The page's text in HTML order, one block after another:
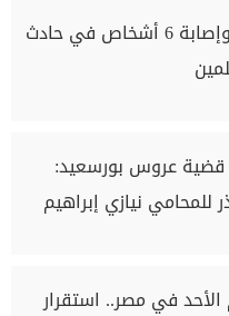
وفاة رائد شرطة وإصابة 6 أشخاص في حادث
عروس بورسعيد:
نيازي إبراهيم
الأحد في مصر.. استقرار